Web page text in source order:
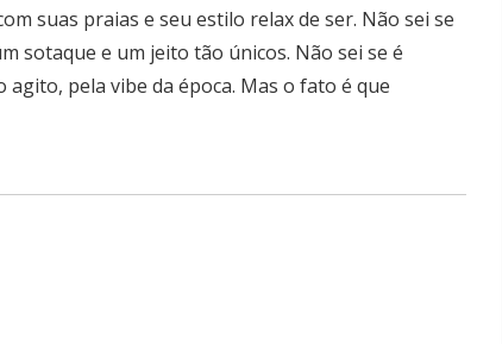
suas praias e seu estilo relax de ser. Não sei se
sotaque e um jeito tão únicos. Não sei se é
pela vibe da época. Mas o fato é que